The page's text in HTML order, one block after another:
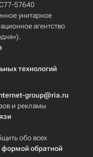
57640
унитарное
агентство
технологий
group@ria.ru
и рекламы
обо всех
формой обратной